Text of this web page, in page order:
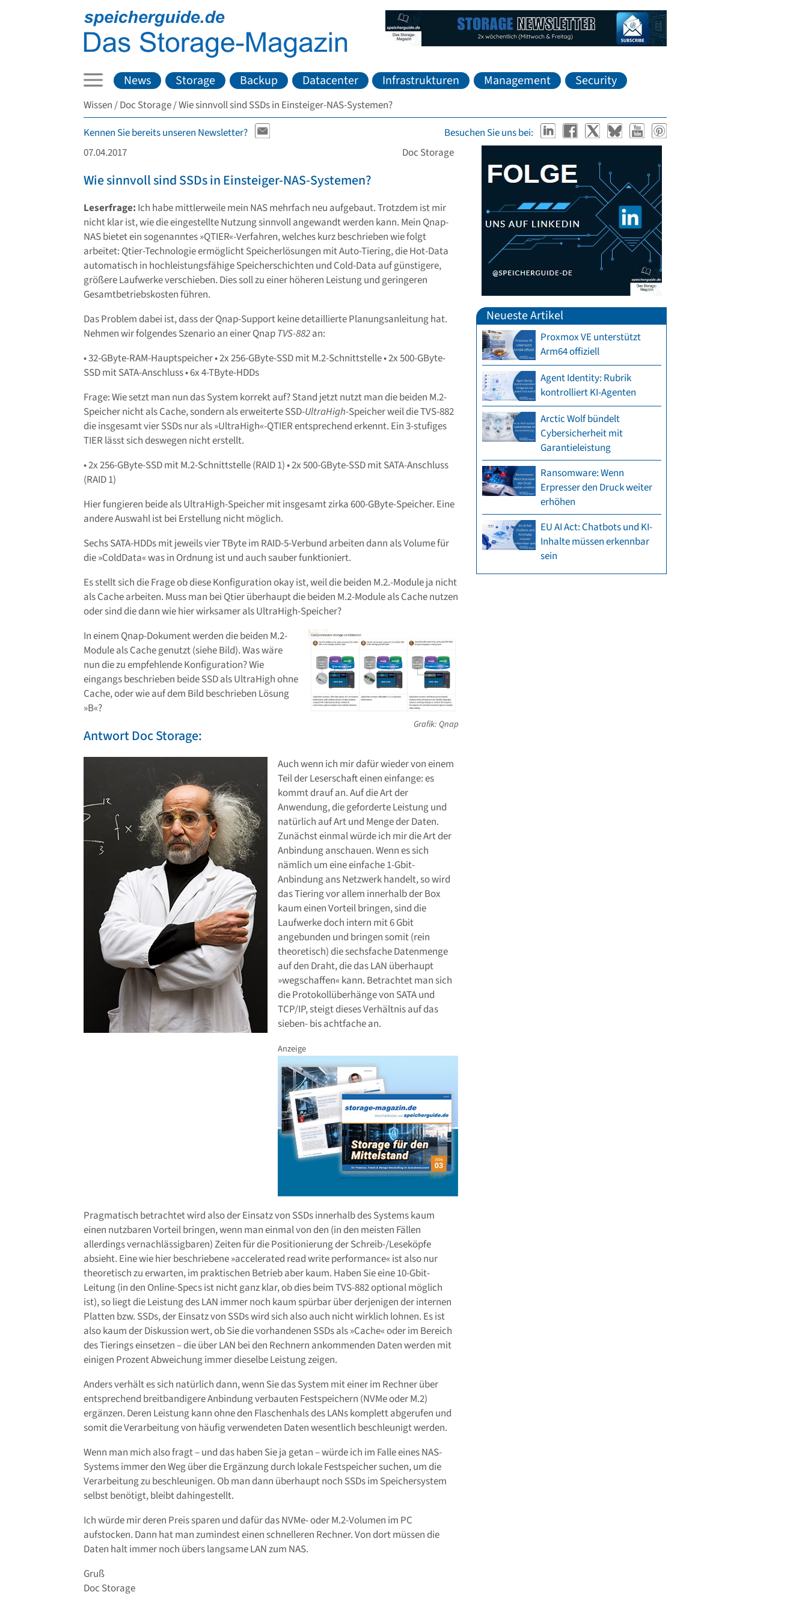
News Storage Backup Datacenter Infrastrukturen Management Security
Wissen Doc Storage Wie sinnvoll sind SSDs in Einsteiger-NAS-Systemen?
Kennen Sie bereits unseren Newsletter?
Besuchen Sie uns bei:
07.04.2017
Doc Storage
Wie sinnvoll sind SSDs in Einsteiger-NAS-Systemen?
Leserfrage: Ich habe mittlerweile mein NAS mehrfach neu aufgebaut. Trotzdem ist mir
nicht klar ist, wie die eingestellte Nutzung sinnvoll angewandt werden kann. Mein Qnap-
NAS bietet ein sogenanntes »QTIER«-Verfahren, welches kurz beschrieben wie folgt
arbeitet: Qtier-Technologie ermöglicht Speicherlösungen mit Auto-Tiering, die Hot-Data
automatisch in hochleistungsfähige Speicherschichten und Cold-Data auf günstigere,
größere Laufwerke verschieben. Dies soll zu einer höheren Leistung und geringeren
Gesamtbetriebskosten führen.
Das Problem dabei ist, dass der Qnap-Support keine detaillierte Planungsanleitung hat.
Nehmen wir folgendes Szenario an einer QnapTVS-882an:
• 32-GByte-RAM-Hauptspeicher • 2x 256-GByte-SSD mit M.2-Schnittstelle • 2x 500-GByte-
SSD mit SATA-Anschluss • 6x 4-TByte-HDDs
Frage: Wie setzt man nun das System korrekt auf? Stand jetzt nutzt man die beiden M.2-
Speicher nicht als Cache, sondern als erweiterte SSD-UltraHigh-Speicher weil die TVS-882
die insgesamt vier SSDs nur als »UltraHigh«-QTIER entsprechend erkennt. Ein 3-stufiges
TIER lässt sich deswegen nicht erstellt.
• 2x 256-GByte-SSD mit M.2-Schnittstelle (RAID 1) • 2x 500-GByte-SSD mit SATA-Anschluss
(RAID 1)
Hier fungieren beide als UltraHigh-Speicher mit insgesamt zirka 600-GByte-Speicher. Eine
andere Auswahl ist bei Erstellung nicht möglich.
Sechs SATA-HDDs mit jeweils vier TByte im RAID-5-Verbund arbeiten dann als Volume für
die »ColdData« was in Ordnung ist und auch sauber funktioniert.
Es stellt sich die Frage ob diese Konfiguration okay ist, weil die beiden M.2.-Module ja nicht
als Cache arbeiten. Muss man bei Qtier überhaupt die beiden M.2-Module als Cache nutzen
oder sind die dann wie hier wirksamer als UltraHigh-Speicher?
Grafik: Qnap
In einem Qnap-Dokument werden die beiden M.2-
Module als Cache genutzt (siehe Bild). Was wäre
nun die zu empfehlende Konfiguration? Wie
eingangs beschrieben beide SSD als UltraHigh ohne
Cache, oder wie auf dem Bild beschrieben Lösung
»B«?
Antwort Doc Storage:
Auch wenn ich mir dafür wieder von einem
Teil der Leserschaft einen einfange: es
kommt drauf an. Auf die Art der
Anwendung, die geforderte Leistung und
natürlich auf Art und Menge der Daten.
Zunächst einmal würde ich mir die Art der
Anbindung anschauen. Wenn es sich
nämlich um eine einfache 1-Gbit-
Anbindung ans Netzwerk handelt, so wird
das Tiering vor allem innerhalb der Box
kaum einen Vorteil bringen, sind die
Laufwerke doch intern mit 6 Gbit
angebunden und bringen somit (rein
theoretisch) die sechsfache Datenmenge
auf den Draht, die das LAN überhaupt
»wegschaffen« kann. Betrachtet man sich
die Protokollüberhänge von SATA und
TCP/IP, steigt dieses Verhältnis auf das
sieben- bis achtfache an.
Anzeige
Pragmatisch betrachtet wird also der Einsatz von SSDs innerhalb des Systems kaum
einen nutzbaren Vorteil bringen, wenn man einmal von den (in den meisten Fällen
allerdings vernachlässigbaren) Zeiten für die Positionierung der Schreib-/Leseköpfe
absieht. Eine wie hier beschriebene »accelerated read write performance« ist also nur
theoretisch zu erwarten, im praktischen Betrieb aber kaum. Haben Sie eine 10-Gbit-
Leitung (in den Online-Specs ist nicht ganz klar, ob dies beim TVS-882 optional möglich
ist), so liegt die Leistung des LAN immer noch kaum spürbar über derjenigen der internen
Platten bzw. SSDs, der Einsatz von SSDs wird sich also auch nicht wirklich lohnen. Es ist
also kaum der Diskussion wert, ob Sie die vorhandenen SSDs als »Cache« oder im Bereich
des Tierings einsetzen – die über LAN bei den Rechnern ankommenden Daten werden mit
einigen Prozent Abweichung immer dieselbe Leistung zeigen.
Anders verhält es sich natürlich dann, wenn Sie das System mit einer im Rechner über
entsprechend breitbandigere Anbindung verbauten Festspeichern (NVMe oder M.2)
ergänzen. Deren Leistung kann ohne den Flaschenhals des LANs komplett abgerufen und
somit die Verarbeitung von häufig verwendeten Daten wesentlich beschleunigt werden.
Wenn man mich also fragt – und das haben Sie ja getan – würde ich im Falle eines NAS-
Systems immer den Weg über die Ergänzung durch lokale Festspeicher suchen, um die
Verarbeitung zu beschleunigen. Ob man dann überhaupt noch SSDs im Speichersystem
selbst benötigt, bleibt dahingestellt.
Ich würde mir deren Preis sparen und dafür das NVMe- oder M.2-Volumen im PC
aufstocken. Dann hat man zumindest einen schnelleren Rechner. Von dort müssen die
Daten halt immer noch übers langsame LAN zum NAS.
Gruß
Doc Storage
Neueste Artikel
Proxmox VE unterstützt
Arm64 offiziell
Agent Identity: Rubrik
kontrolliert KI-Agenten
Arctic Wolf bündelt
Cybersicherheit mit
Garantieleistung
Ransomware: Wenn
Erpresser den Druck weiter
erhöhen
EU AI Act: Chatbots und KI-
Inhalte müssen erkennbar
sein